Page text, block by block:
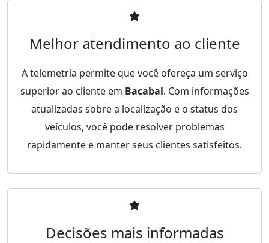
Melhor atendimento ao cliente
A telemetria permite que você ofereça um serviço
superior ao cliente em Bacabal. Com informações
atualizadas sobre a localização e o status dos
veículos, você pode resolver problemas
rapidamente e manter seus clientes satisfeitos.
Decisões mais informadas